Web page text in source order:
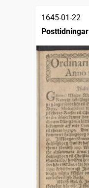
1645-01-22
Posttidningar